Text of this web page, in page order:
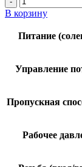
В корзину
Питание
Управление
Пропускная
Рабочее